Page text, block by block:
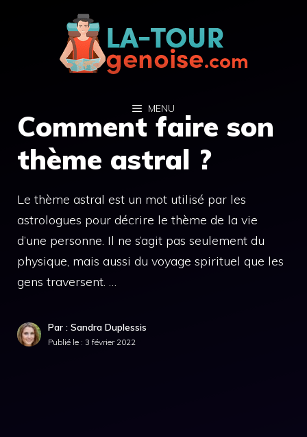
MENU
Comment faire son
thème astral ?
Le thème astral est un mot utilisé par les
astrologues pour décrire le thème de la vie
d’une personne. Il ne s’agit pas seulement du
physique, mais aussi du voyage spirituel que les
gens traversent. …
Par : Sandra Duplessis
Publié le : 3 février 2022